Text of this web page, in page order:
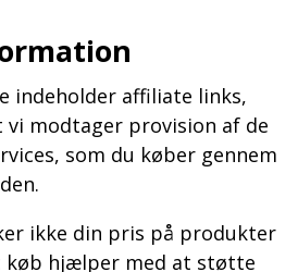
indeholder affiliate links,
modtager provision af de
som du køber gennem
ikke din pris på produkter
køb hjælper med at støtte